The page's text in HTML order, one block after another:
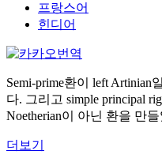
프랑스어
힌디어
Semi-prime환이 left Artinian
다. 그리고 simple principal
Noetherian이 아닌 환을 만
더보기